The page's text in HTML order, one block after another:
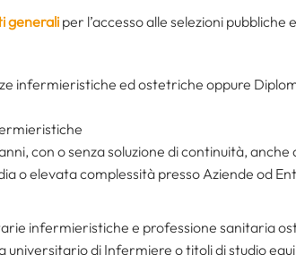
generaliper l’accesso alle selezioni pubbliche
infermieristiche ed ostetriche oppure
con o senza soluzione di continuità,
o elevata complessità presso Aziende od
infermieristiche e professione sanitaria
universitario di Infermiere o titoli di studio